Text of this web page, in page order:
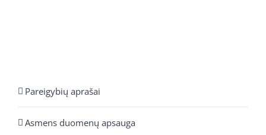
Pareigybių aprašai
Asmens duomenų apsauga